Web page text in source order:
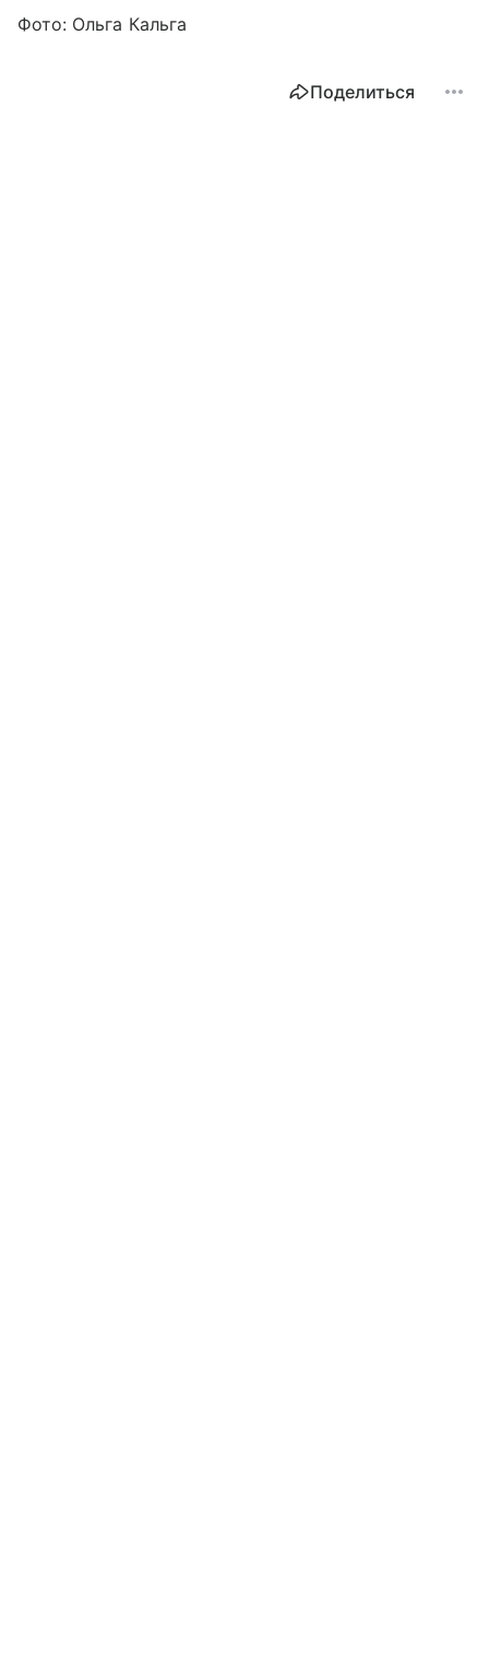
Фото: Ольга Кальга
Поделиться